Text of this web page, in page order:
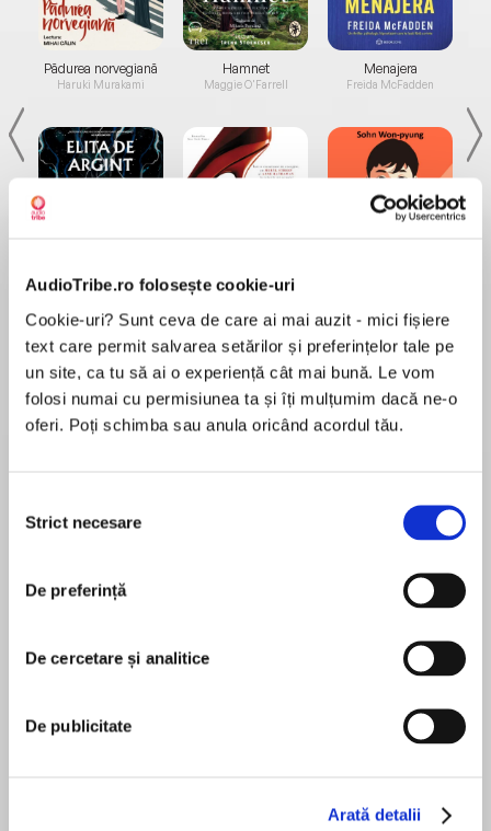
AudioTribe.ro folosește cookie-uri
Cookie-uri? Sunt ceva de care ai mai auzit - mici fișiere
text care permit salvarea setărilor și preferințelor tale pe
un site, ca tu să ai o experiență cât mai bună. Le vom
folosi numai cu permisiunea ta și îți mulțumim dacă ne-o
oferi. Poți schimba sau anula oricând acordul tău.
consimțământului
Strict necesare
De preferință
De cercetare și analitice
De publicitate
Arată detalii
Pădurea norvegiană
Haruki Murakami
de...
Dani Francis
Hamnet
Maggie O'Farrell
la...
Lauren Weisberger
Menajera
Freida McFadden
Desprecarte
One night, Spike creeps downstairs in his
pyjamas to find that his granny has turned into a
There are dinosaurs BOOGYING in the living
room. With Brontosaurus, Stegosaurus and
În acest moment nu există recenzii
David Walliams
his first novel in 2008 and has since written over